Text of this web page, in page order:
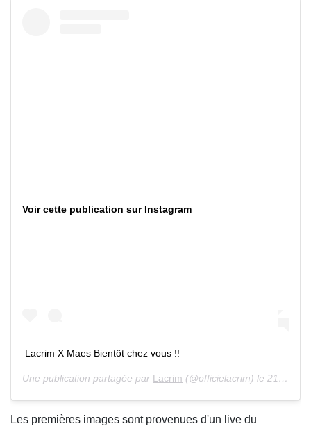
Voir cette publication sur Instagram
Lacrim X Maes Bientôt chez vous !!
Une publication partagée par Lacrim (@officielacrim) le 21 Avril 2020 à 4 :37 PDT
Les premières images sont provenues d'un live du